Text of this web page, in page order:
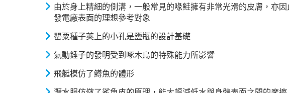
由於身上精細的側溝，一般常見的喙鮭擁有非常光滑的皮膚，亦
發電廠表面的理想參考對象
罌粟種子莢上的小孔是鹽瓶的設計基礎
氣動錘子的發明受到啄木鳥的特殊能力所影響
飛艇模仿了鱒魚的體形